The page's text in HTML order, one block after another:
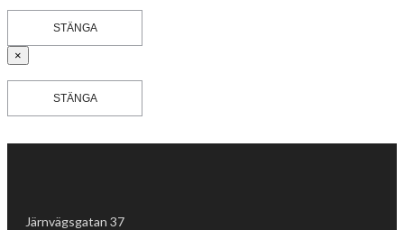
STÄNGA
×
STÄNGA
Järnvägsgatan 37